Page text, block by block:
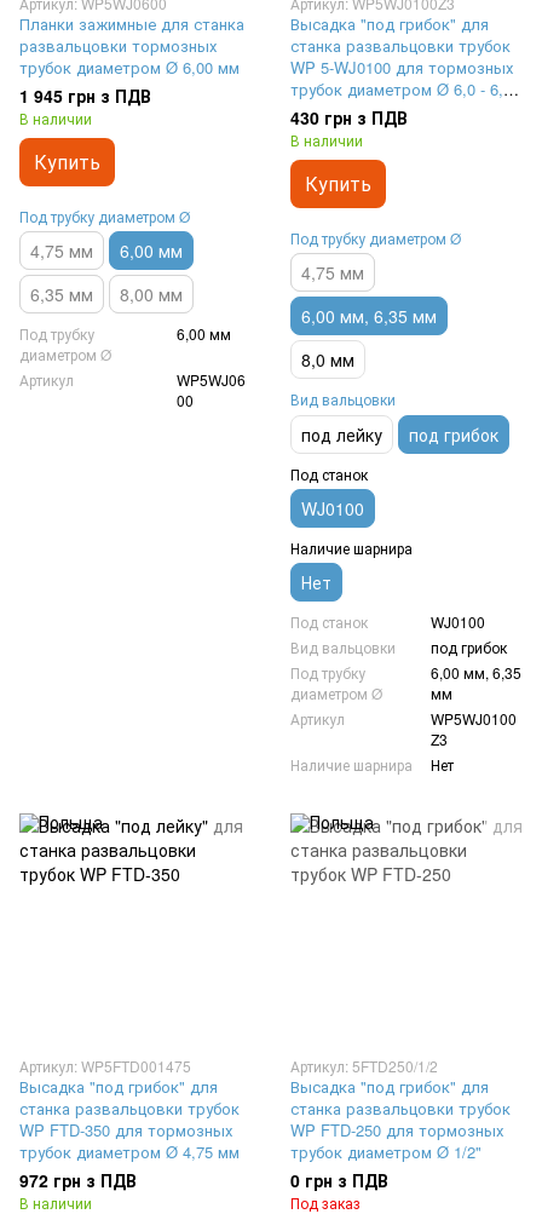
Планки зажимные для станка
развальцовки тормозных
трубок диаметром Ø 6,00 мм
1 945 грн з ПДВ
В наличии
Купить
Под трубку диаметром Ø
4,75 мм
6,00 мм
6,35 мм
8,00 мм
Под трубку
диаметром Ø
6,00 мм
Артикул
WP5WJ06
00
Высадка "под грибок" для
станка развальцовки трубок
WP 5-WJ0100 для тормозных
трубок диаметром Ø 6,0 - 6,35
мм
430 грн з ПДВ
В наличии
Купить
Под трубку диаметром Ø
4,75 мм
6,00 мм, 6,35 мм
8,0 мм
Вид вальцовки
под лейку под грибок
Под станок
WJ0100
Наличие шарнира
Нет
Под станок
WJ0100
Вид вальцовки
под грибок
Под трубку
диаметром Ø
6,00 мм, 6,35
мм
Артикул
WP5WJ0100
Z3
Наличие шарнира
Нет
Артикул: WP5FTD001475
Высадка "под грибок" для
станка развальцовки трубок
WP FTD-350 для тормозных
трубок диаметром Ø 4,75 мм
972 грн з ПДВ
В наличии
Артикул: 5FTD250/1/2
Высадка "под грибок" для
станка развальцовки трубок
WP FTD-250 для тормозных
трубок диаметром Ø 1/2"
0 грн з ПДВ
Под заказ